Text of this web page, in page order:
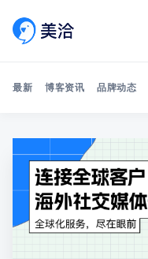
最新 博客资讯 品牌动态